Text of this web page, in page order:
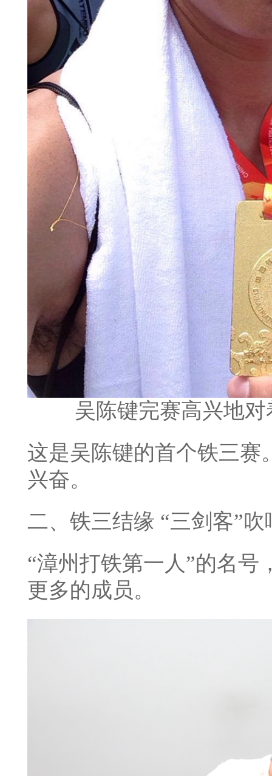
吴陈键完赛高兴地
这是吴陈键的首个铁三赛
兴奋。
二、 铁三结缘 “三剑客”
“漳州打铁第一人”的名号
更多的成员。